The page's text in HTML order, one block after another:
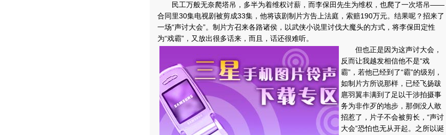
民工万般无奈爬塔吊，多半为着维权讨薪，而李保田先生为维权，也爬了一次塔吊——
合同里30集电视剧被剪成33集，他将该剧制片方告上法庭，索赔190万元。结果呢？招来了
一场“声讨大会”。制片方召来各路诸侯，以武侠小说里讨伐大魔头的方式，将李保田定性
为“戏霸”，又放出很多话来，而且，话还很难听。
但也正是因为这声讨大会，
反而让我越发相信他不是“戏
霸”，若他已经到了“霸”的级别，
如制片方所说那样，已经飞扬跋
扈羽翼丰满到了足以干涉拍摄事
务为非作歹的地步，那倒没人敢
招惹了，片子不会被剪长，“声讨
大会”恐怕也无从开起。之所以诞